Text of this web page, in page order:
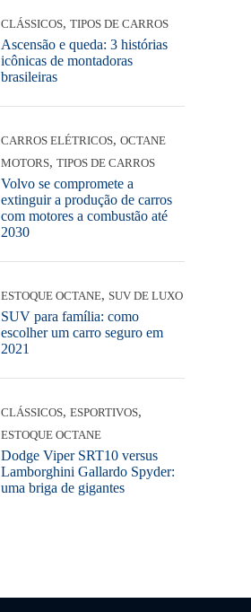
CLÁSSICOS, TIPOS DE CARROS
Ascensão e queda: 3 histórias
icônicas de montadoras
brasileiras
CARROS ELÉTRICOS, OCTANE
MOTORS, TIPOS DE CARROS
Volvo se compromete a
extinguir a produção de carros
com motores a combustão até
2030
ESTOQUE OCTANE, SUV DE LUXO
SUV para família: como
escolher um carro seguro em
2021
CLÁSSICOS, ESPORTIVOS,
ESTOQUE OCTANE
Dodge Viper SRT10 versus
Lamborghini Gallardo Spyder:
uma briga de gigantes